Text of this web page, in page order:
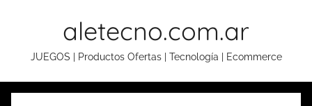
aletecno.com.ar
JUEGOS | Productos Ofertas | Tecnología | Ecommerce